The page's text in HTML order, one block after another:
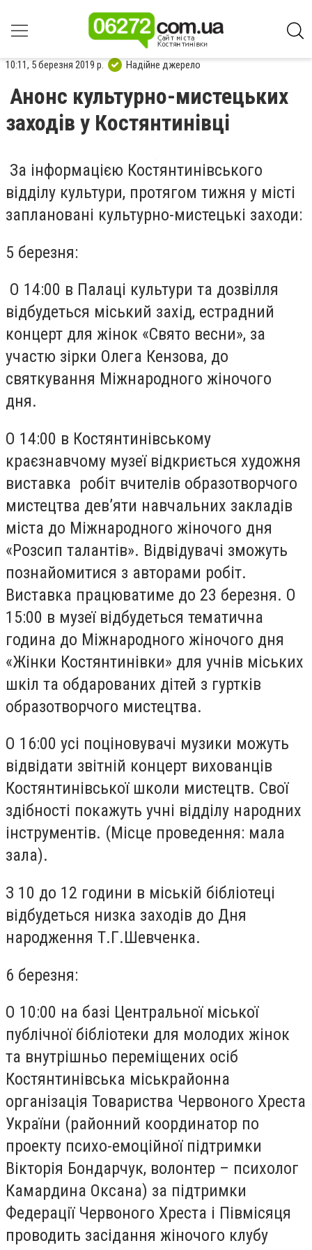
10:11, 5 березня 2019 р. Надійне джерело
Анонс культурно-мистецьких
заходів у Костянтинівці
За інформацією Костянтинівського
відділу культури, протягом тижня у місті
заплановані культурно-мистецькі заходи:
5 березня:
О 14:00 в Палаці культури та дозвілля
відбудеться міський захід, естрадний
концерт для жінок «Свято весни», за
участю зірки Олега Кензова, до
святкування Міжнародного жіночого
дня.
О 14:00 в Костянтинівському
краєзнавчому музеї відкриється художня
виставка робіт вчителів образотворчого
мистецтва дев’яти навчальних закладів
міста до Міжнародного жіночого дня
«Розсип талантів». Відвідувачі зможуть
познайомитися з авторами робіт.
Виставка працюватиме до 23 березня. О
15:00 в музеї відбудеться тематична
година до Міжнародного жіночого дня
«Жінки Костянтинівки» для учнів міських
шкіл та обдарованих дітей з гуртків
образотворчого мистецтва.
О 16:00 усі поціновувачі музики можуть
відвідати звітній концерт вихованців
Костянтинівської школи мистецтв. Свої
здібності покажуть учні відділу народних
інструментів. (Місце проведення: мала
зала).
З 10 до 12 години в міській бібліотеці
відбудеться низка заходів до Дня
народження Т.Г.Шевченка.
6 березня:
О 10:00 на базі Центральної міської
публічної бібліотеки для молодих жінок
та внутрішньо переміщених осіб
Костянтинівська міськрайонна
організація Товариства Червоного Хреста
України (районний координатор по
проекту психо-емоційної підтримки
Вікторія Бондарчук, волонтер – психолог
Камардина Оксана) за підтримки
Федерації Червоного Хреста і Півмісяця
проводить засідання жіночого клубу